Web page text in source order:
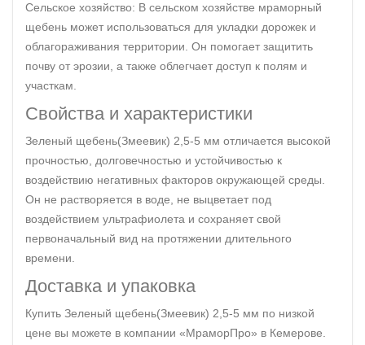
Сельское хозяйство: В сельском хозяйстве мраморный
щебень может использоваться для укладки дорожек и
облагораживания территории. Он помогает защитить
почву от эрозии, а также облегчает доступ к полям и
участкам.
Свойства и характеристики
Зеленый щебень(Змеевик) 2,5-5 мм отличается высокой
прочностью, долговечностью и устойчивостью к
воздействию негативных факторов окружающей среды.
Он не растворяется в воде, не выцветает под
воздействием ультрафиолета и сохраняет свой
первоначальный вид на протяжении длительного
времени.
Доставка и упаковка
Купить Зеленый щебень(Змеевик) 2,5-5 мм по низкой
цене вы можете в компании «МраморПро» в Кемерове.